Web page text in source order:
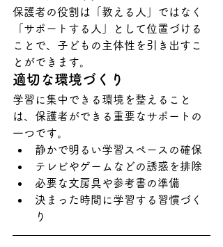
保護者の役割は「教える人」ではなく
「サポートする人」として位置づける
ことで、子どもの主体性を引き出すこ
とができます。
適切な環境づくり
学習に集中できる環境を整えること
は、保護者ができる重要なサポートの
一つです。
静かで明るい学習スペースの確保
テレビやゲームなどの誘惑を排除
必要な文房具や参考書の準備
決まった時間に学習する習慣づく
り